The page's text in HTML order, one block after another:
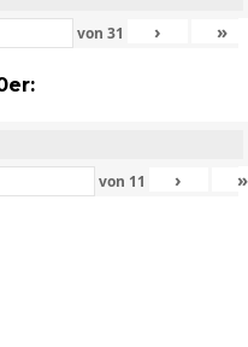
von31 › »
von 11 › »